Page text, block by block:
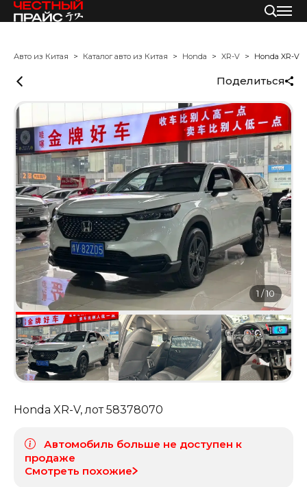
Авто из Китая Каталог авто из Китая Honda XR-V Honda XR-V
Поделиться
1 /10
Honda XR-V, лот58378070
Автомобиль больше не доступен к
продаже
Смотреть похожие